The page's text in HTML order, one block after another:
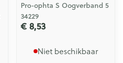
Pro-ophta S Oogverband 5
34229
€ 8,53
Niet beschikbaar